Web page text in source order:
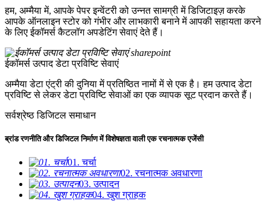
हम, अम्मैया में, आपके पेपर इन्वेंटरी को उन्नत सामग्री में डिजिटाइज़ करके
आपके ऑनलाइन स्टोर को गंभीर और लाभकारी बनाने में आपकी सहायता करने
के लिए ईकॉमर्स कैटलॉग अपडेटिंग सेवाएं देते हैं।
ईकॉमर्स उत्पाद डेटा प्रविष्टि सेवाएं
अम्मैया डेटा एंट्री की दुनिया में प्रतिष्ठित नामों में से एक है। हम उत्पाद डेटा
प्रविष्टि से लेकर डेटा प्रविष्टि सेवाओं का एक व्यापक सूट प्रदान करते हैं।
सर्वश्रेष्ठ डिजिटल समाधान
ब्रांड रणनीति और डिजिटल निर्माण में विशेषज्ञता वाली एक रचनात्मक एजेंसी
01. चर्चा
02. रचनात्मक अवधारणा
03. उत्पादन
04. खुश ग्राहक